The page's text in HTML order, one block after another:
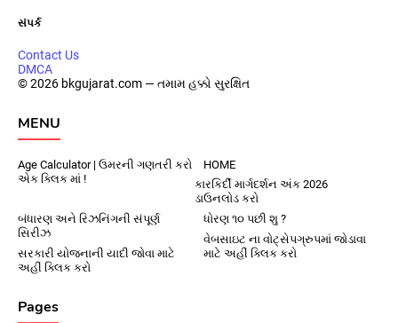
સંપર્ક
Contact Us
DMCA
© 2026 bkgujarat.com — તમામ હક્કો સુરક્ષિત
MENU
Age Calculator | ઉમરની ગણતરી કરો
એક ક્લિક માં !
HOME
કારકિર્દી માર્ગદર્શન અંક 2026
ડાઉનલોડ કરો
ધોરણ ૧૦ પછી શુ ?
બંધારણ અને રિઝનિંગની સંપૂર્ણ
સિરીઝ
વેબસાઇટ ના વોટ્સેપગ્રુપમાં જોડાવા
માટે અહીં ક્લિક કરો
સરકારી યોજનાની યાદી જોવા માટે
અહીં ક્લિક કરો
Pages